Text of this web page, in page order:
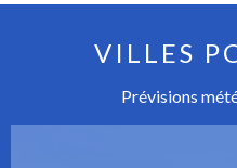
VILLES
Prévisions